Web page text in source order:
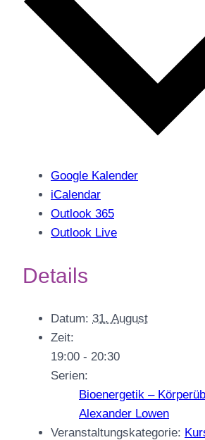
Google Kalender
iCalendar
Outlook 365
Outlook Live
Details
Datum: 31. August
Zeit:
19:00 - 20:30
Serien:
Bioenergetik –
Alexander Lowen
Veranstaltungskategorie: